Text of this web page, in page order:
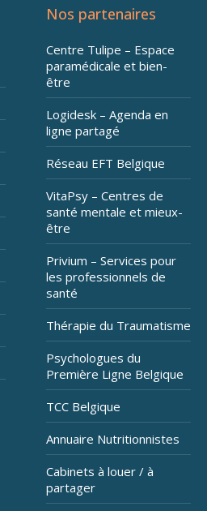
Nos partenaires
Centre Tulipe – Espace
paramédicale et bien-
être
Logidesk – Agenda en
ligne partagé
Réseau EFT Belgique
VitaPsy – Centres de
santé mentale et mieux-
être
Privium – Services pour
les professionnels de
santé
Thérapie du Traumatisme
Psychologues du
Première Ligne Belgique
TCC Belgique
Annuaire Nutritionnistes
Cabinets à louer / à
partager